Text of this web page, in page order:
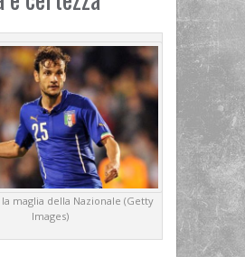
maglia della Nazionale (Getty
Images)